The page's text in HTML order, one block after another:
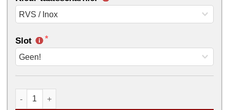
Slot
Vetro Pivot - mat glas aantal